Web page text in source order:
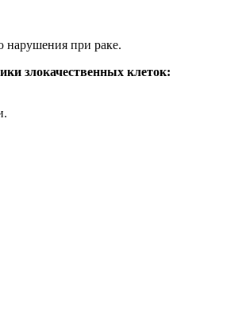
нарушения при раке.
злокачественных клеток: